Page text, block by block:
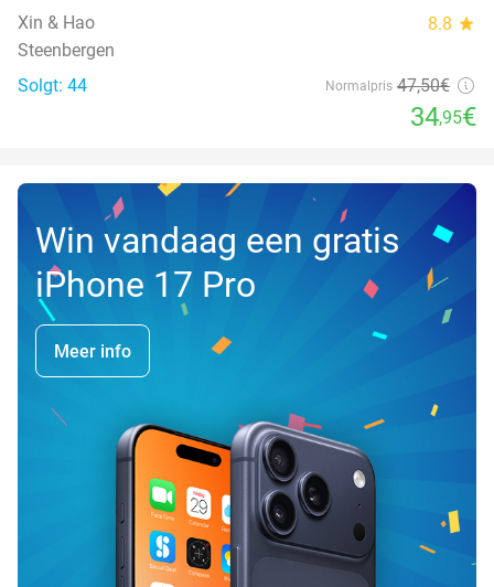
Xin & Hao 8.8 star
Steenbergen
Solgt: 44
Normalpris 47,50€
34,95€
Win vandaag een gratis
iPhone 17 Pro
Meer info